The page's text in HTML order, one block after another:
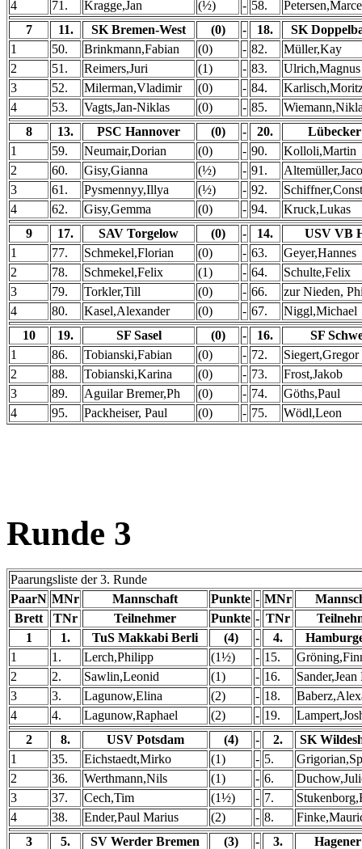
4
71. Kragge,Jan (½) - 58.
7
11. SK Bremen-West (0) - 18.
SK
1
50. Brinkmann,Fabian (0) - 82.
Müller,Kay
2
51. Reimers,Juri (1) - 83.
Ulrich,Magnus
3
52. Milerman,Vladimir (0) - 84.
4
53. Vagts,Jan-Niklas (0) - 85.
8
13. PSC Hannover (0) - 20.
1
59. Neumair,Dorian (0) - 90.
Kolloli,Martin
2
60. Gisy,Gianna (½) - 91.
3
61. Pysmennyy,Illya (½) - 92.
4
62. Gisy,Gemma (0) - 94.
Kruck,Lukas
9
17. SAV Torgelow (0) - 14.
USV VB
1
77. Schmekel,Florian (0) - 63.
Geyer,Hannes
2
78. Schmekel,Felix (1) - 64.
Schulte,Felix
3
79. Torkler,Till (0) - 66.
zur Nieden,
4
80. Kasel,Alexander (0) - 67.
Niggl,Michael
10
19. SF Sasel (0) - 16.
SF
1
86. Tobianski,Fabian (0) - 72.
Siegert,Gregor
2
88. Tobianski,Karina (0) - 73.
Frost,Jakob
3
89. Aguilar Bremer,Ph (0) - 74.
Göths,Paul
4
95. Packheiser, Paul (0) - 75. Wödl,Leon
Runde 3
Paarungsliste der 3. Runde
PaarN MNr Mannschaft Punkte - MNr
Brett
TNr Teilnehmer Punkte - TNr
1
1. TuS Makkabi Berli (4) - 4.
1
1. Lerch,Philipp (1½) - 15.
2
2. Sawlin,Leonid (1) - 16.
3
3. Lagunow,Elina (2) - 18.
4
4. Lagunow,Raphael (2) - 19.
2
8. USV Potsdam (4) - 2.
SK
1
35. Eichstaedt,Mirko (1) - 5.
2
36. Werthmann,Nils (1) - 6.
3
37. Cech,Tim (1½) - 7.
4
38. Ender,Paul Marius (2) - 8.
3
5. SV Werder Bremen (3) - 3.